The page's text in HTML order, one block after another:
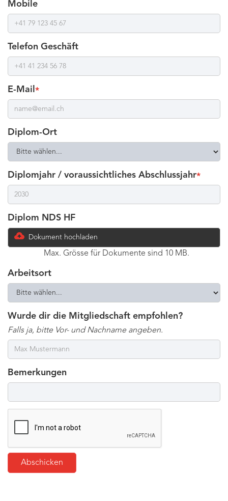
Mobile
Telefon Geschäft
E-Mail *
Diplom-Ort
Diplomjahr / voraussichtliches Abschlussjahr*
Diplom NDS HF
Dokument hochladen
Max. Grösse für Dokumente sind 10 MB.
Arbeitsort
Wurde dir die Mitgliedschaft empfohlen?
Falls ja, bitte Vor- und Nachname angeben.
Bemerkungen